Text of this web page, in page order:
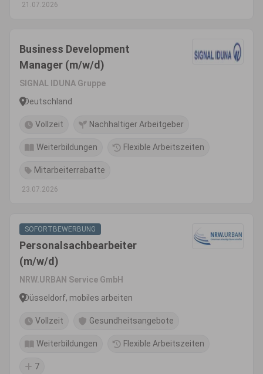
21.07.2026
Business Development
Manager (m/w/d)
SIGNAL IDUNA Gruppe
Deutschland
Vollzeit Nachhaltiger Arbeitgeber
Weiterbildungen Flexible Arbeitszeiten
Mitarbeiterrabatte
23.07.2026
SOFORTBEWERBUNG
Personalsachbearbeiter
(m/w/d)
NRW.URBAN Service GmbH
Düsseldorf, mobiles arbeiten
Vollzeit Gesundheitsangebote
Weiterbildungen Flexible Arbeitszeiten
7